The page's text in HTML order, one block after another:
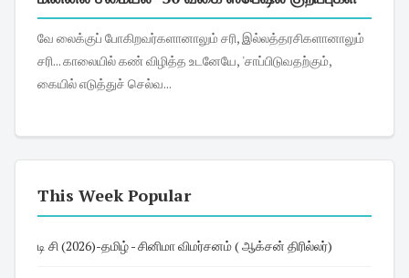
வே லைக்குப் போகிறவர்களானாலும் சரி, இல்லத்தரசிகளானாலும்
சரி... காலையில் கண் விழித்த உடனேயே, 'சாப்பிடுவதற்கும்,
கையில் எடுத்துச் செல்வ...
This Week Popular
டி சி (2026)-தமிழ் - சினிமா விமர்சனம் ( ஆக்சன் திரில்லர்)